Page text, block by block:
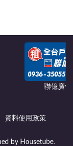
資料使用政策
by Housetube.